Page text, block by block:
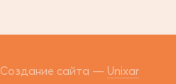
Создание сайта — Unixar